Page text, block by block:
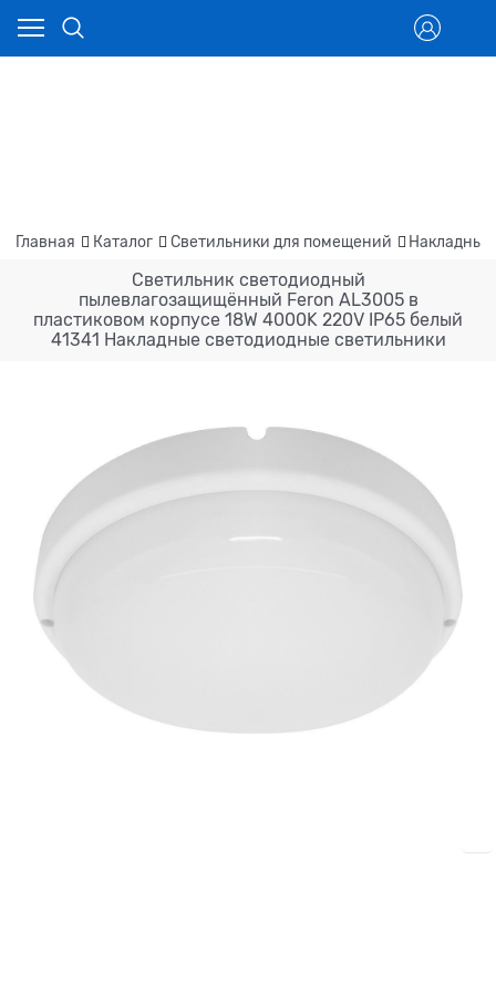
Главная Каталог Светильники для помещений Накладные
Светильник светодиодный
пылевлагозащищённый Feron AL3005 в
пластиковом корпусе 18W 4000K 220V IP65 белый
41341 Накладные светодиодные светильники